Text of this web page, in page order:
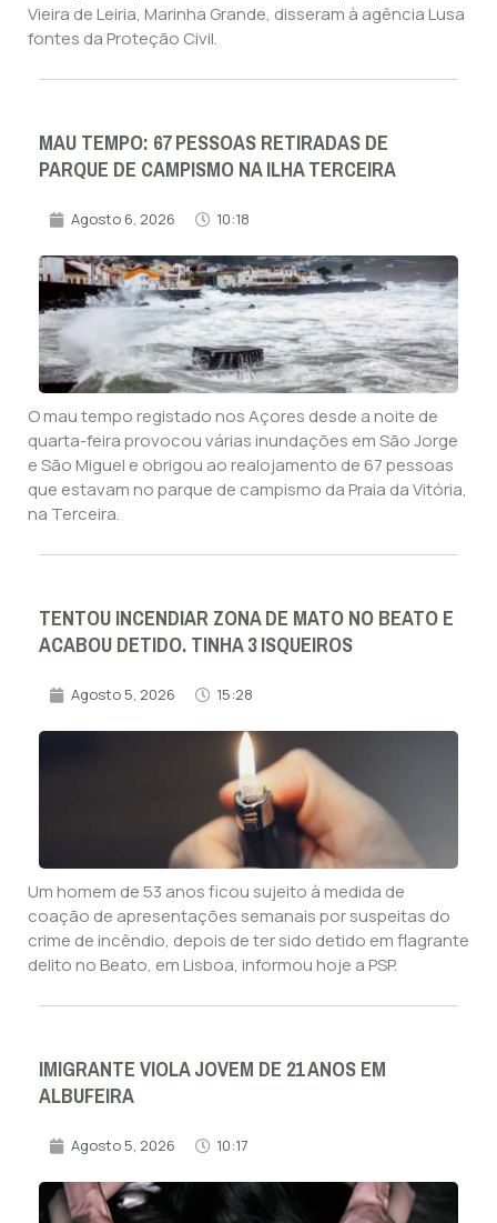
Vieira de Leiria, Marinha Grande, disseram à agência Lusa
fontes da Proteção Civil.
MAU TEMPO: 67 PESSOAS RETIRADAS DE
PARQUE DE CAMPISMO NA ILHA TERCEIRA
Agosto 6, 2026 10:18
O mau tempo registado nos Açores desde a noite de
quarta-feira provocou várias inundações em São Jorge
e São Miguel e obrigou ao realojamento de 67 pessoas
que estavam no parque de campismo da Praia da Vitória,
na Terceira.
TENTOU INCENDIAR ZONA DE MATO NO BEATO E
ACABOU DETIDO. TINHA 3 ISQUEIROS
Agosto 5, 2026 15:28
Um homem de 53 anos ficou sujeito à medida de
coação de apresentações semanais por suspeitas do
crime de incêndio, depois de ter sido detido em flagrante
delito no Beato, em Lisboa, informou hoje a PSP.
IMIGRANTE VIOLA JOVEM DE 21 ANOS EM
ALBUFEIRA
Agosto 5, 2026 10:17